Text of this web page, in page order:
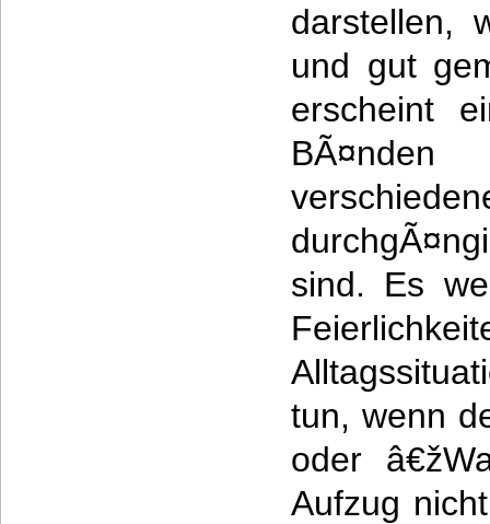
darstellen,
und gut
erscheint
sind. Es
tun, wenn
oder
Aufzug